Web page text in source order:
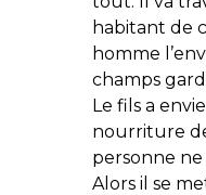
habitant de
homme
champs
Le fils a
nourriture
personne
Alors il se